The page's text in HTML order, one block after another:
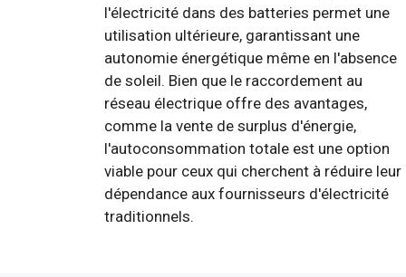
l'électricité dans des batteries permet une
utilisation ultérieure, garantissant une
autonomie énergétique même en l'absence
de soleil. Bien que le raccordement au
réseau électrique offre des avantages,
comme la vente de surplus d'énergie,
l'autoconsommation totale est une option
viable pour ceux qui cherchent à réduire leur
dépendance aux fournisseurs d'électricité
traditionnels.